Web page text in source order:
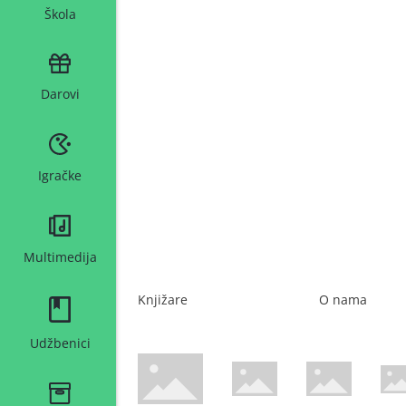
Škola
Darovi
Igračke
Multimedija
Udžbenici
Knjižare O nama
WsPay web stranicaMaestro web stranicaMastercard web